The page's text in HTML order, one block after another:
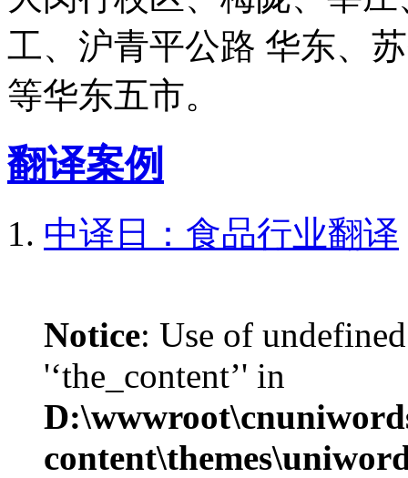
工、沪青平公路 华东、
等华东五市。
翻译案例
中译日：食品行业翻译
Notice: Use of
'‘the_content’' in